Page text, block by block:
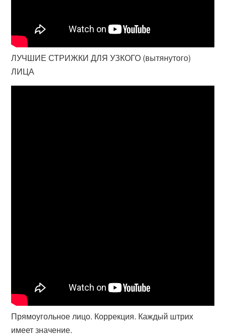
ЛУЧШИЕ СТРИЖКИ ДЛЯ УЗКОГО (вытянутого)
ЛИЦА
Прямоугольное лицо. Коррекция. Каждый штрих
имеет значение.